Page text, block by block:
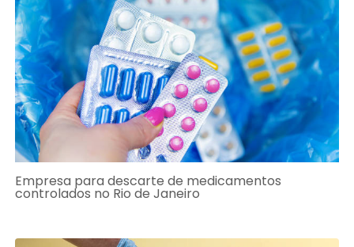
Empresa para descarte de medicamentos
controlados no Rio de Janeiro